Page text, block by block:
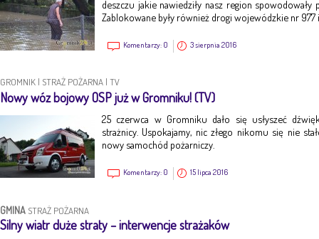
deszczu jakie nawiedziły nasz region
Zablokowane były również drogi wojewódzkie nr 977
Komentarzy: 0 3 sierpnia 2016
GROMNIK | STRAŻ POŻARNA | TV
Nowy wóz bojowy OSP już w Gromniku! (TV)
25 czerwca w Gromniku dało się usłyszeć
strażnicy. Uspokajamy, nic złego nikomu się nie
nowy samochód pożarniczy.
Komentarzy: 0 15 lipca 2016
GMINA STRAŻ POŻARNA
Silny wiatr duże straty – interwencje strażaków